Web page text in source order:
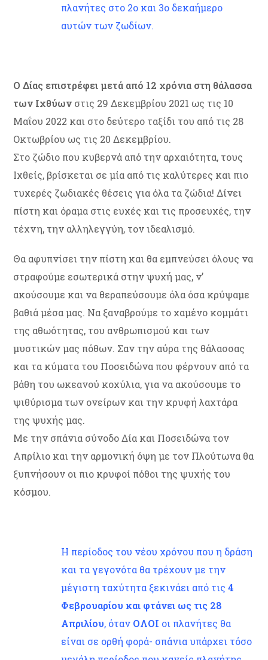
πλανήτες στο 2ο και 3ο δεκαήμερο
αυτών των ζωδίων.
Ο Δίας επιστρέφει μετά από 12 χρόνια στη θάλασσα
των Ιχθύων στις 29 Δεκεμβρίου 2021 ως τις 10
Μαΐου 2022 και στο δεύτερο ταξίδι του από τις 28
Οκτωβρίου ως τις 20 Δεκεμβρίου.
Στο ζώδιο που κυβερνά από την αρχαιότητα, τους
Ιχθείς, βρίσκεται σε μία από τις καλύτερες και πιο
τυχερές ζωδιακές θέσεις για όλα τα ζώδια! Δίνει
πίστη και όραμα στις ευχές και τις προσευχές, την
τέχνη, την αλληλεγγύη, τον ιδεαλισμό.
Θα αφυπνίσει την πίστη και θα εμπνεύσει όλους να
στραφούμε εσωτερικά στην ψυχή μας, ν’
ακούσουμε και να θεραπεύσουμε όλα όσα κρύψαμε
βαθιά μέσα μας. Να ξαναβρούμε το χαμένο κομμάτι
της αθωότητας, του ανθρωπισμού και των
μυστικών μας πόθων. Σαν την αύρα της θάλασσας
και τα κύματα του Ποσειδώνα που φέρνουν από τα
βάθη του ωκεανού κοχύλια, για να ακούσουμε το
ψιθύρισμα των ονείρων και την κρυφή λαχτάρα
της ψυχής μας.
Με την σπάνια σύνοδο Δία και Ποσειδώνα τον
Απρίλιο και την αρμονική όψη με τον Πλούτωνα θα
ξυπνήσουν οι πιο κρυφοί πόθοι της ψυχής του
κόσμου.
Η περίοδος του νέου χρόνου που η δράση
και τα γεγονότα θα τρέχουν με την
μέγιστη ταχύτητα ξεκινάει από τις 4
Φεβρουαρίου και φτάνει ως τις 28
Απριλίου, όταν ΟΛΟΙ οι πλανήτες θα
είναι σε ορθή φορά- σπάνια υπάρχει τόσο